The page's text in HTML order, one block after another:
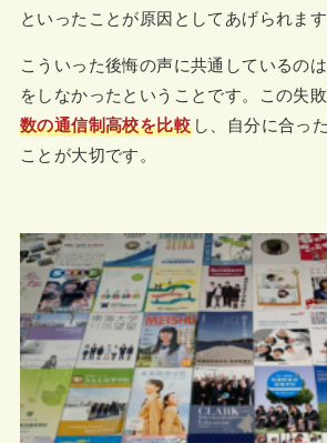
といったことが原因としてあげられます
こういった後悔の声に共通しているの
をしなかったということです。この失敗
数の通信制高校を比較し、自分に合っ
ことが大切です。